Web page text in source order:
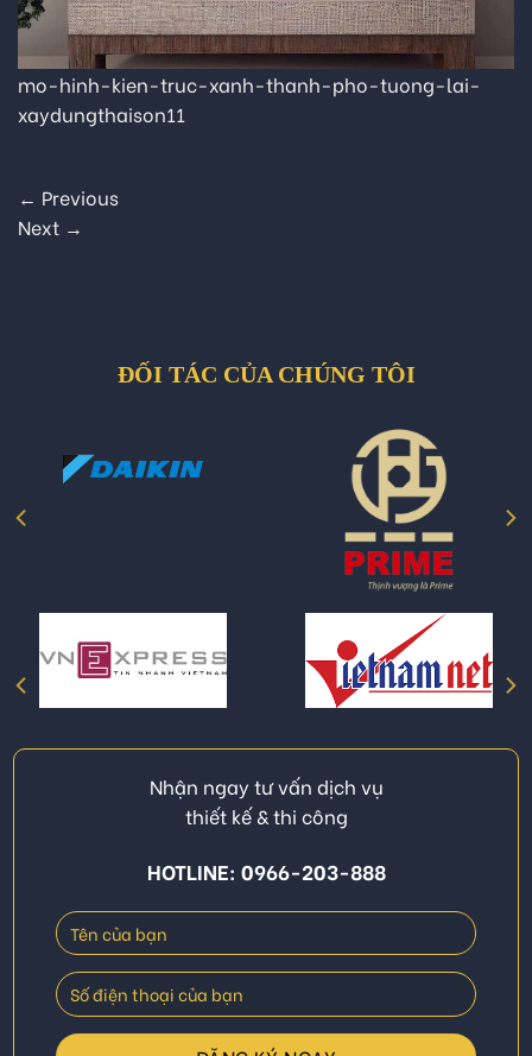
mo-hinh-kien-truc-xanh-thanh-pho-tuong-lai-
xaydungthaison11
← Previous
Next →
ĐỐI TÁC CỦA CHÚNG TÔI
Nhận ngay tư vấn dịch vụ
thiết kế & thi công
HOTLINE: 0966-203-888